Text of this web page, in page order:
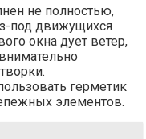
не полностью,
под движущихся
окна дует ветер,
герметик
элементов.